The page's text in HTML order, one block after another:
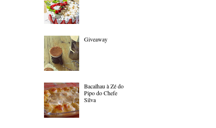
Giveaway
Bacalhau à Zé do
Pipo do Chefe
Silva